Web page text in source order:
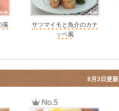
落
サツマイモと魚介のカナ
ッペ風
8月3日更新